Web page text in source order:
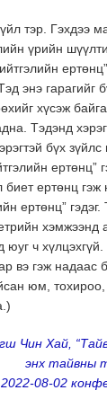
тэр. Гэхдээ
үрийн
энэ гарагийг
хүсэж
Тэдэнд
бүх зүйлс
ертөнц”
ертөнц гэж
ертөнц”
хэмжээнд
юуг ч
вэ гэж надаас
юм, тохироо,
Чин Хай,
энх тайвны
2022-08-02